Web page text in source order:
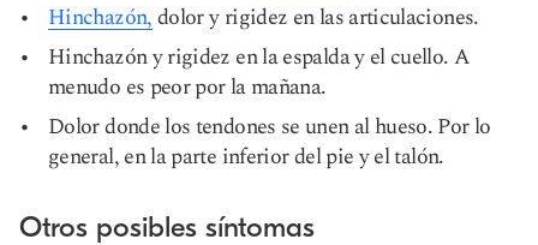
Hinchazón,dolor y rigidez en las articulaciones.
Hinchazón y rigidez en la espalda y el cuello. A
menudo es peor por la mañana.
Dolor donde los tendones se unen al hueso. Por lo
general, en la parte inferior del pie y el talón.
Otros posibles síntomas